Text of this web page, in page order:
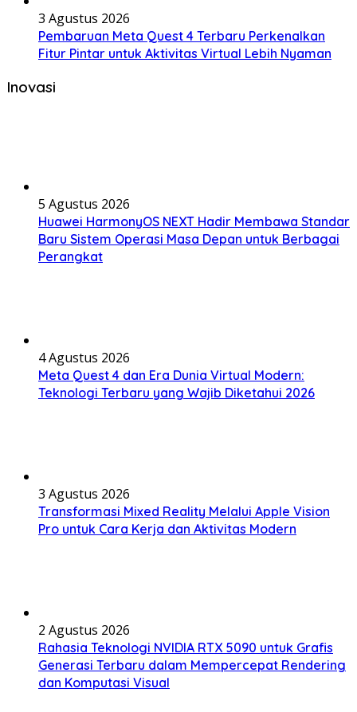
3 Agustus 2026
Pembaruan Meta Quest 4 Terbaru Perkenalkan
Fitur Pintar untuk Aktivitas Virtual Lebih Nyaman
Inovasi
5 Agustus 2026
Huawei HarmonyOS NEXT Hadir Membawa Standar
Baru Sistem Operasi Masa Depan untuk Berbagai
Perangkat
4 Agustus 2026
Meta Quest 4 dan Era Dunia Virtual Modern:
Teknologi Terbaru yang Wajib Diketahui 2026
3 Agustus 2026
Transformasi Mixed Reality Melalui Apple Vision
Pro untuk Cara Kerja dan Aktivitas Modern
2 Agustus 2026
Rahasia Teknologi NVIDIA RTX 5090 untuk Grafis
Generasi Terbaru dalam Mempercepat Rendering
dan Komputasi Visual